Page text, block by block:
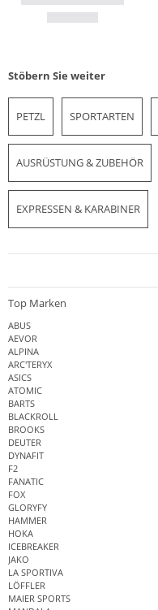
Stöbern Sie weiter
PETZL SPORTARTEN
AUSRÜSTUNG & ZUBEHÖR
EXPRESSEN & KARABINER
Top Marken
ABUS
AEVOR
ALPINA
ARC'TERYX
ASICS
ATOMIC
BARTS
BLACKROLL
BROOKS
DEUTER
DYNAFIT
F2
FANATIC
FOX
GLORYFY
HAMMER
HOKA
ICEBREAKER
JAKO
LA SPORTIVA
LÖFFLER
MAIER SPORTS